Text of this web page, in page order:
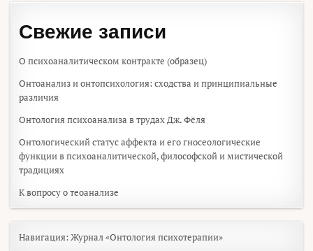
Свежие записи
О психоаналитическом контракте (образец)
Онтоанализ и онтопсихология: сходства и принципиальные
различия
Онтология психоанализа в трудах Дж. Фёля
Онтологический статус аффекта и его гносеологические
функции в психоаналитической, философской и мистической
традициях
К вопросу о теоанализе
Навигация:Журнал «Онтология психотерапии»